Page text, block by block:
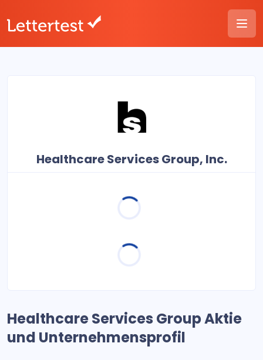
Healthcare Services Group, Inc.
Healthcare Services Group Aktie
und Unternehmensprofil